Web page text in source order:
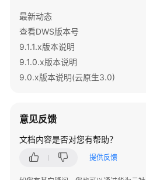
替
换
填
串
最新动态
查看DWS版本号
9.1.1.x版本说明
9.1.0.x版本说明
9.0.x版本说明(云原生3.0)
意见反馈
文档内容是否对您有帮助？
提供反馈